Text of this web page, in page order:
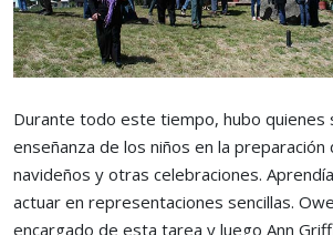
Durante todo este tiempo, hubo quienes
enseñanza de los niños en la
navideños y otras celebraciones.
actuar en representaciones sencillas.
encargado de esta tarea y luego Ann